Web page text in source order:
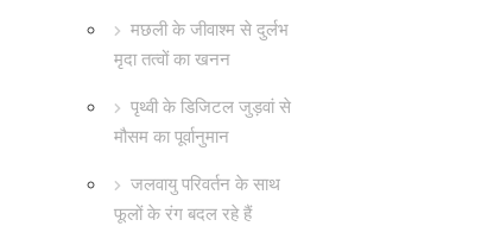
मछली के जीवाश्म से दुर्लभ
मृदा तत्वों का खनन
पृथ्वी के डिजिटल जुड़वां से
मौसम का पूर्वानुमान
जलवायु परिवर्तन के साथ
फूलों के रंग बदल रहे हैं